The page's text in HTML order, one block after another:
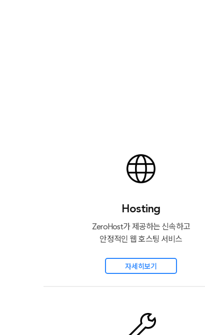
Hosting
ZeroHost가 제공하는 신속하고
안정적인 웹 호스팅 서비스
자세히보기